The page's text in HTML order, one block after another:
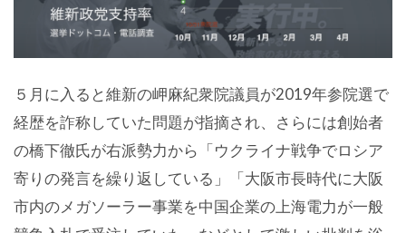
５月に入ると維新の岬麻紀衆院議員が2019年参院選で
経歴を詐称していた問題が指摘され、さらには創始者
の橋下徹氏が右派勢力から「ウクライナ戦争でロシア
寄りの発言を繰り返している」「大阪市長時代に大阪
市内のメガソーラー事業を中国企業の上海電力が一般